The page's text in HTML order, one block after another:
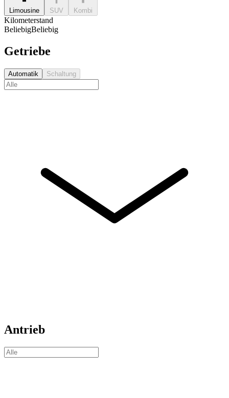
Limousine SUV Kombi
Kilometerstand
BeliebigBeliebig
Getriebe
Automatik Schaltung
Antrieb